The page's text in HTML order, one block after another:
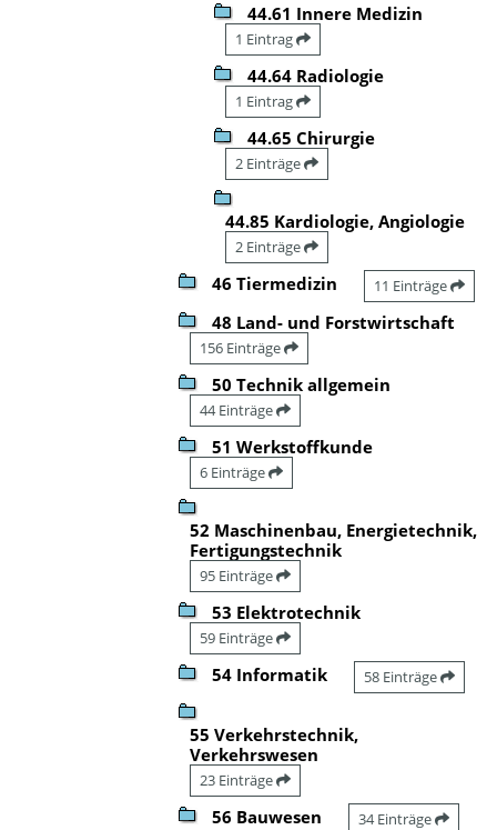
44.61 Innere Medizin
1 Eintrag
44.64 Radiologie
1 Eintrag
44.65 Chirurgie
2 Einträge
44.85 Kardiologie, Angiologie
2 Einträge
46 Tiermedizin 11 Einträge
48 Land- und Forstwirtschaft
156 Einträge
50 Technik allgemein
44 Einträge
51 Werkstoffkunde
6 Einträge
52 Maschinenbau, Energietechnik,
Fertigungstechnik
95 Einträge
53 Elektrotechnik
59 Einträge
54 Informatik 58 Einträge
55 Verkehrstechnik,
Verkehrswesen
23 Einträge
56 Bauwesen 34 Einträge